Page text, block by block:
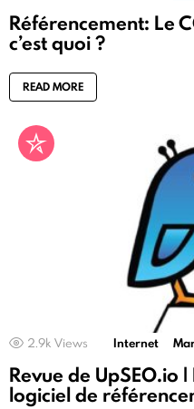
Référencement: Le
c’est quoi ?
READ MORE
2.9k Views Internet
Revue de UpSEO.io
logiciel de